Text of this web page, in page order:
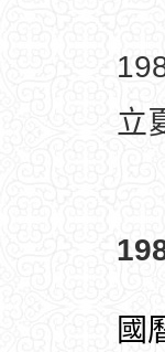
立
國